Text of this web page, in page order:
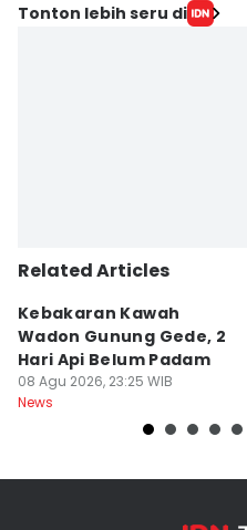
Tonton lebih seru di
Related Articles
Kebakaran Kawah
Wadon Gunung Gede, 2
Hari Api Belum Padam
08 Agu 2026, 23:25 WIB
News